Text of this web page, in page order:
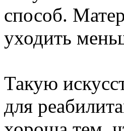
способ.
уходить
Такую
для